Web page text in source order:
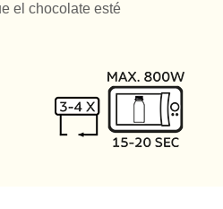
el chocolate esté